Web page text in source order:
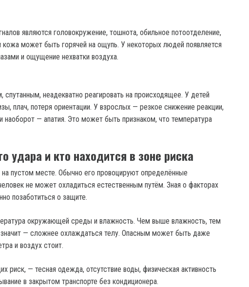
являются головокружение, тошнота, обильное потоотделение,
может быть горячей на ощупь. У некоторых людей появляется
и ощущение нехватки воздуха.
неадекватно реагировать на происходящее. У детей
плач, потеря ориентации. У взрослых — резкое снижение реакции,
наоборот — апатия. Это может быть признаком, что температура
удара и кто находится в зоне риска
на пустом месте. Обычно его провоцируют определённые
не может охладиться естественным путём. Зная о факторах
позаботиться о защите.
окружающей среды и влажность. Чем выше влажность, тем
значит — сложнее охлаждаться телу. Опасным может быть даже
и воздух стоит.
риск, — тесная одежда, отсутствие воды, физическая активность
в закрытом транспорте без кондиционера.